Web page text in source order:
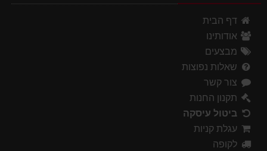
דף הבית
אודותינו
מבצעים
שאלות נפוצות
צור קשר
תקנון החנות
ביטול עיסקה
עגלת קניות
לקופה